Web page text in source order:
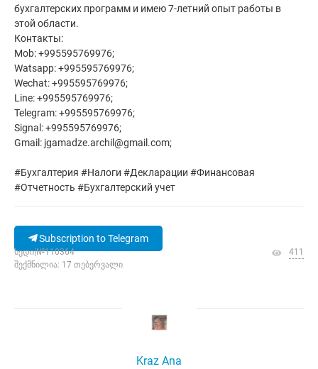
бухгалтерских программ и имею 7-летний опыт работы в
этой области.
Контакты:
Mob: +995595769976;
Watsapp: +995595769976;
Wechat: +995595769976;
Line: +995595769976;
Telegram: +995595769976;
Signal: +995595769976;
Gmail: jgamadze.archil@gmail.com;
#Бухгалтерия #Налоги #Декларации #Финансовая
#Отчетность #Бухгалтерский учет
Subscription to Telegram
ხედი|№110364
შექმნილია: 17 თებერვალი
411
Kraz Ana